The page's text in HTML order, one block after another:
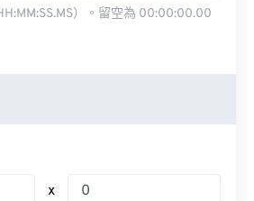
）。留空為 00:00:00.00
x